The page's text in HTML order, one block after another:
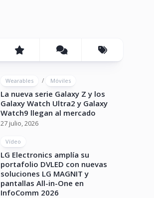
Wearables / Móviles
La nueva serie Galaxy Z y los
Galaxy Watch Ultra2 y Galaxy
Watch9 llegan al mercado
27 julio, 2026
Vídeo
LG Electronics amplía su
portafolio DVLED con nuevas
soluciones LG MAGNIT y
pantallas All-in-One en
InfoComm 2026